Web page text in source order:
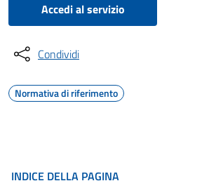
Accedi al servizio
Condividi
Normativa di riferimento
INDICE DELLA PAGINA